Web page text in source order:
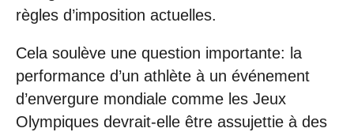
règles d’imposition actuelles.
Cela soulève une question importante: la
performance d’un athlète à un événement
d’envergure mondiale comme les Jeux
Olympiques devrait-elle être assujettie à des